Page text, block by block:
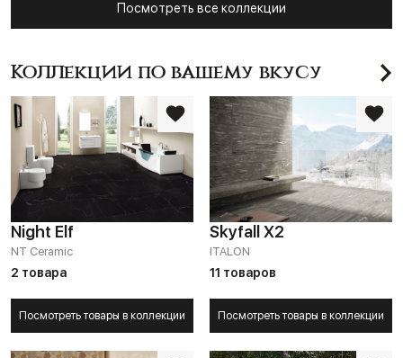
Посмотреть все коллекции
Коллекции по вашему вкусу
Night Elf
NT Ceramic
2 товара
Посмотреть товары в коллекции
Skyfall X2
ITALON
11 товаров
Посмотреть товары в коллекции